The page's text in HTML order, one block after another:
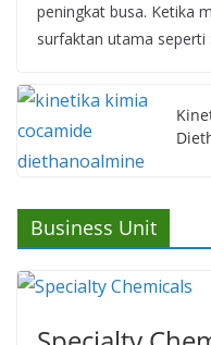
peningkat busa. Ketika
surfaktan utama seperti
Business Unit